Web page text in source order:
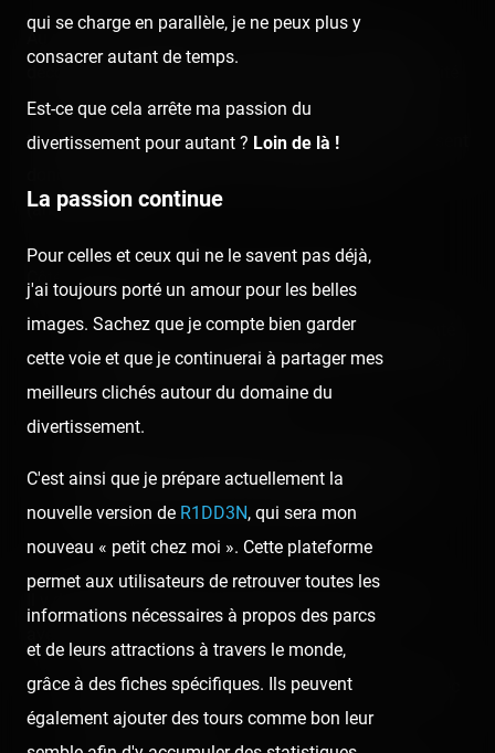
Au niveau thématisation, on retrouve d'un côté des
décorations Far West qui donnent tout de suite l'identité
du parc, couplé à des stands et quelques attractions
toujours un peu trop colorés comme à la foraine. On sent
(anciens ?) forains.
Côté attractions, je mets un point d'honneur :
au Rainbow Huss, l'un des 3 Rainbows en activité
en France, avec un programme de folie où on fait
deux cycles à pleine vitesse !
rythme survolté et qui nous valse sur le côté du
siège le tout dans le plus grand des funs !
le Frisbee, où un cycle peut s'effectuer même avec
les harnais ouverts
qui se charge en parallèle, je ne peux plus y
consacrer autant de temps.
Est-ce que cela arrête ma passion du
divertissement pour autant ? Loin de là !
La passion continue
Pour celles et ceux qui ne le savent pas déjà,
j'ai toujours porté un amour pour les belles
images. Sachez que je compte bien garder
cette voie et que je continuerai à partager mes
meilleurs clichés autour du domaine du
divertissement.
C'est ainsi que je prépare actuellement la
nouvelle version de R1DD3N, qui sera mon
nouveau « petit chez moi ». Cette plateforme
permet aux utilisateurs de retrouver toutes les
informations nécessaires à propos des parcs
et de leurs attractions à travers le monde,
grâce à des fiches spécifiques. Ils peuvent
également ajouter des tours comme bon leur